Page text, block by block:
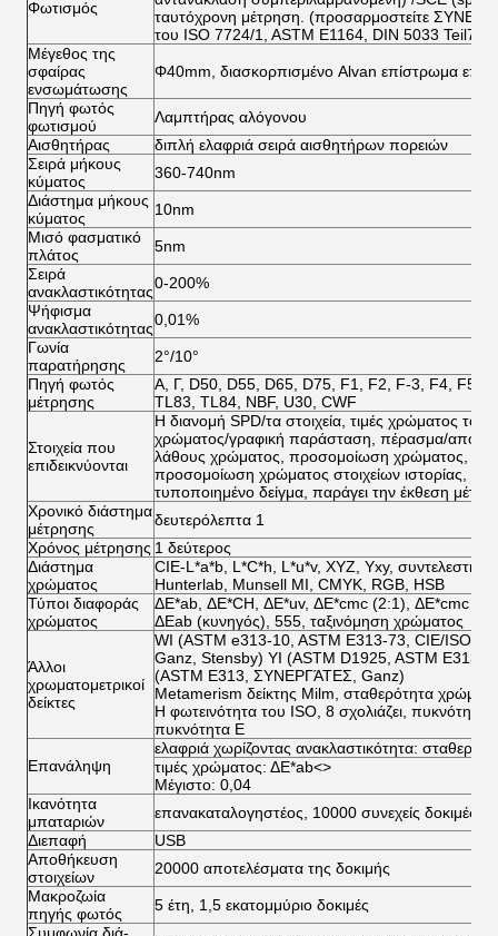
Φωτισμός
ταυτόχρονη μέτρηση. (προσαρμοστείτε
του ISO 7724/1, ASTM E1164, DIN 5033 Teil7,
Μέγεθος της
σφαίρας
ενσωμάτωσης
Φ40mm, διασκορπισμένο Alvan επίστρωμα
Πηγή φωτός
φωτισμού
Λαμπτήρας αλόγονου
Αισθητήρας
διπλή ελαφριά σειρά αισθητήρων πορειών
Σειρά μήκους
κύματος
360-740nm
Διάστημα μήκους
κύματος
10nm
Μισό φασματικό
πλάτος
5nm
Σειρά
ανακλαστικότητας0-200%
Ψήφισμα
ανακλαστικότητας0,01%
Γωνία
παρατήρησης
2°/10°
Πηγή φωτός
μέτρησης
Α, Γ, D50, D55, D65, D75, F1, F2, F-3, F4, F5,
TL83, TL84, NBF, U30, CWF
Στοιχεία που
επιδεικνύονται
Η διανομή SPD/τα στοιχεία, τιμές χρώματος του
χρώματος/γραφική παράσταση, πέρασμα/
λάθους χρώματος, προσομοίωση χρώματος,
προσομοίωση χρώματος στοιχείων ιστορίας,
τυποποιημένο δείγμα, παράγει την έκθεση
Χρονικό διάστημα
μέτρησης
δευτερόλεπτα 1
Χρόνος μέτρησης 1 δεύτερος
Διάστημα
χρώματος
CIE-L*a*b, L*C*h, L*u*v, XYZ, Yxy, συντελεστής
Hunterlab, Munsell MI, CMYK, RGB, HSB
Τύποι διαφοράς
χρώματος
ΔE*ab, ΔE*CH, ΔE*uv, ΔE*cmc (2:1), ΔE*cmc
ΔEab (κυνηγός), 555, ταξινόμηση χρώματος
Άλλοι
χρωματομετρικοί
δείκτες
WI (ASTM e313-10, ASTM E313-73, CIE/ISO,
Ganz, Stensby) YI (ASTM D1925, ASTM E313-
(ASTM E313, ΣΥΝΕΡΓΆΤΕΣ, Ganz)
Metamerism δείκτης Milm, σταθερότητα
Η φωτεινότητα του ISO, 8 σχολιάζει,
πυκνότητα Ε
Επανάληψη
ελαφριά χωρίζοντας ανακλαστικότητα: σταθερή
τιμές χρώματος: ΔE*ab<>
Μέγιστο: 0,04
Ικανότητα
μπαταριών
επανακαταλογηστέος, 10000 συνεχείς δοκιμές,
Διεπαφή
USB
Αποθήκευση
στοιχείων
20000 αποτελέσματα της δοκιμής
Μακροζωία
πηγής φωτός
5 έτη, 1,5 εκατομμύριο δοκιμές